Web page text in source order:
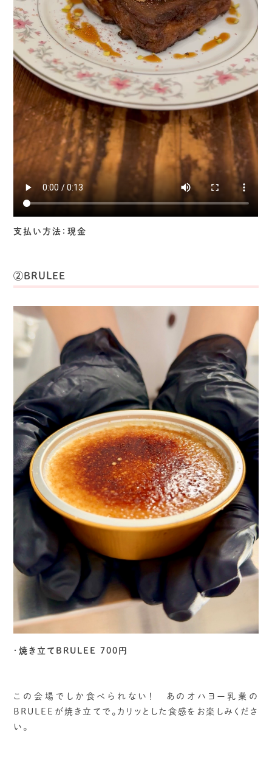
支払い方法：現金
②BRULEE
・焼き立てBRULEE 700円
この会場でしか食べられない！ あのオハヨー乳業の
BRULEEが焼き立てで。カリッとした食感をお楽しみくださ
い。